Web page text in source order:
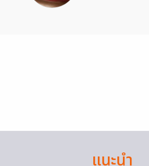
แนะนำ